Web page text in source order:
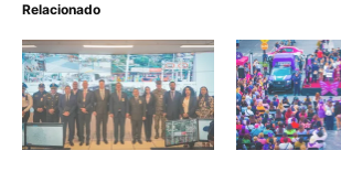
Relacionado